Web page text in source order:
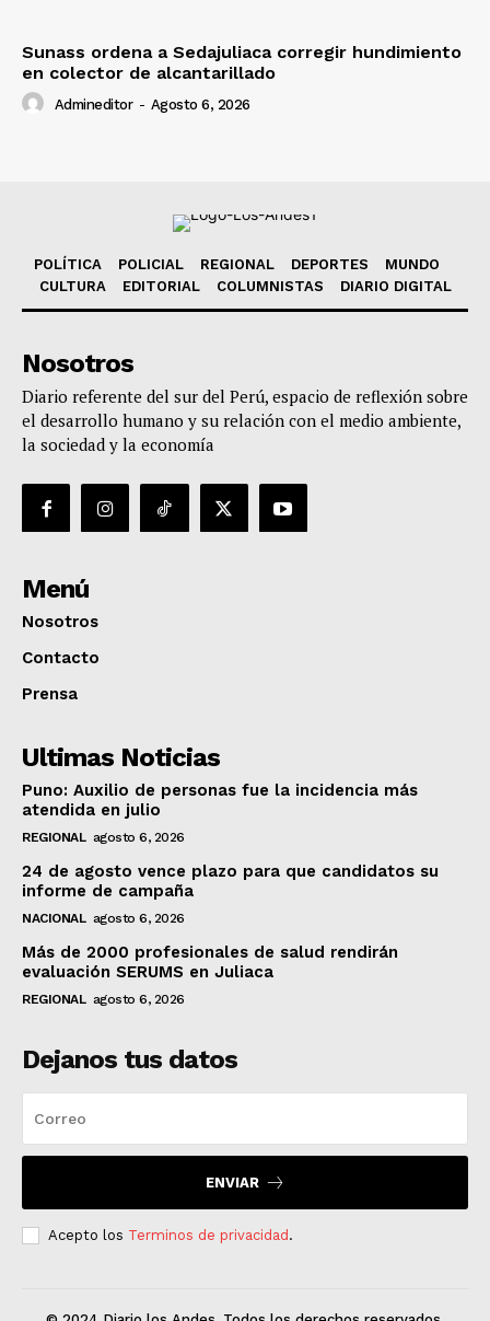
Sunass ordena a Sedajuliaca corregir hundimiento
en colector de alcantarillado
Admineditor - Agosto 6, 2026
POLÍTICA POLICIAL REGIONAL DEPORTES
MUNDO
CULTURA
EDITORIAL COLUMNISTAS DIARIO DIGITAL
Nosotros
Diario referente del sur del Perú, espacio de reflexión sobre
el desarrollo humano y su relación con el medio ambiente,
la sociedad y la economía
Menú
Nosotros
Contacto
Prensa
Ultimas Noticias
Puno: Auxilio de personas fue la incidencia más
atendida en julio
REGIONAL agosto 6, 2026
24 de agosto vence plazo para que candidatos su
informe de campaña
NACIONAL agosto 6, 2026
Más de 2000 profesionales de salud rendirán
evaluación SERUMS en Juliaca
REGIONAL agosto 6, 2026
Dejanos tus datos
ENVIAR
Acepto los Terminos de privacidad .